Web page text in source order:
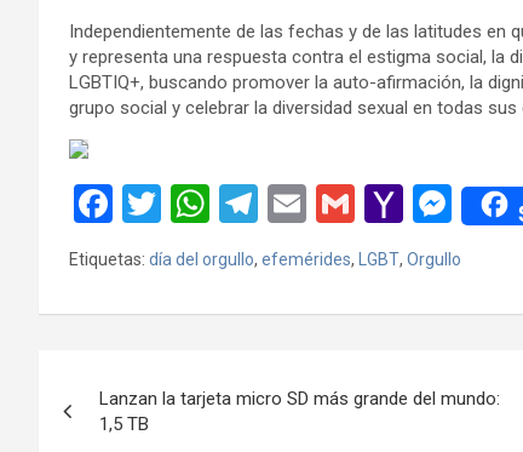
Independientemente de las fechas y de las latitudes en
y representa una respuesta contra el estigma social, la
LGBTIQ+, buscando promover la auto-afirmación, la
grupo social y celebrar la diversidad sexual en todas sus
F
a
ce
b
o
k
T
wi
tt
er
W
at
s
p
T
el
e
gr
m
E
m
ail
G
m
ail
Y
a
h
o
M
M
se
n
er
Etiquetas: día del orgullo, efemérides, LGBT, Orgullo
de
Lanzan la tarjeta micro SD más grande del mundo:
1,5 TB